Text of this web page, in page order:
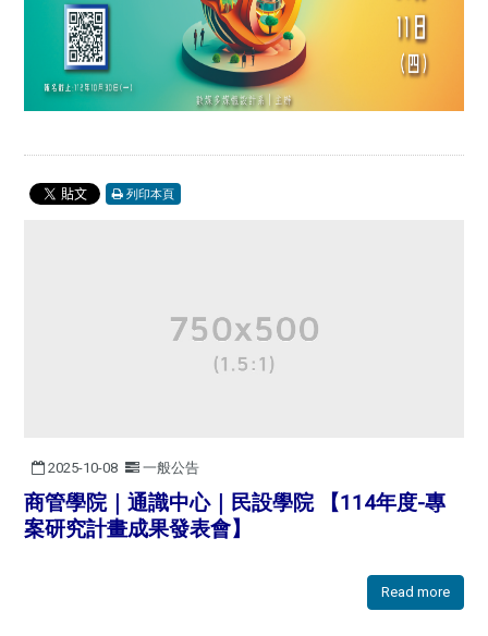
列印本頁
2025-10-08 一般公告
商管學院｜通識中心｜民設學院 【114年度-專
案研究計畫成果發表會】
Read more